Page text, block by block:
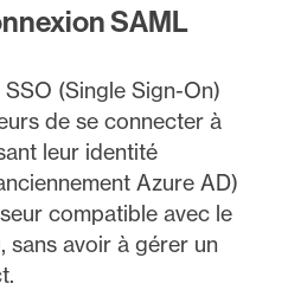
SAML
(Single Sign-On)
de se connecter à
leur identité
Azure AD)
compatible avec le
avoir à gérer un